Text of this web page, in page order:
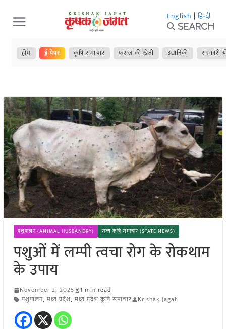
Skip
to
content
English | हिन्दी
Search
होम ई-पेपर कृषि समाचार फसल की खेती उद्यानिकी सरकारी
पशुपालन (ANIMAL HUSBANDRY) राज्य कृषि समाचार (STATE NEWS)
पशुओं में लम्पी त्वचा रोग के रोकथाम
के उपाय
November 2, 2025
1 min read
पशुपालन, मध्य प्रदेश, मध्य प्रदेश कृषि समाचार Krishak Jagat